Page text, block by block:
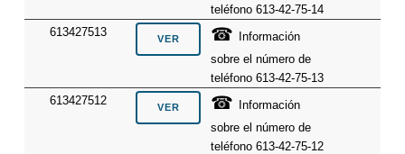
teléfono 613-42-75-14
613427513
☎ Información
sobre el número de
teléfono 613-42-75-13
613427512
☎ Información
sobre el número de
teléfono 613-42-75-12